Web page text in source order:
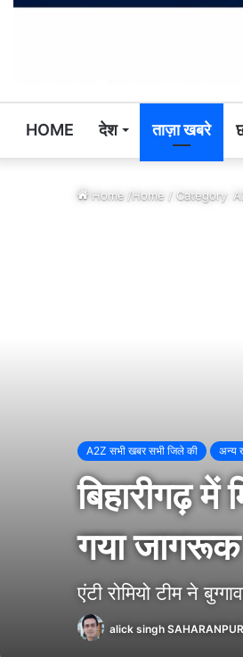
HOME देश ताज़ा खबरे
Home /Home / Category
A2Z सभी खबर सभी जिले की अन्य
बिहारीगढ़
गया जागरूक
एंटी रोमियो टीम ने
alick singh